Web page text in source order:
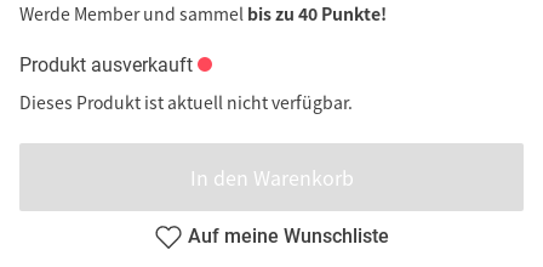
Werde Member und sammel bis zu 40 Punkte!
Produkt ausverkauft
Dieses Produkt ist aktuell nicht verfügbar.
In den Warenkorb
Auf meine Wunschliste